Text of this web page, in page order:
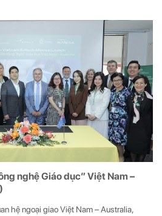
nghệ Giáo dục” Việt Nam –
hệ ngoại giao Việt Nam – Australia,